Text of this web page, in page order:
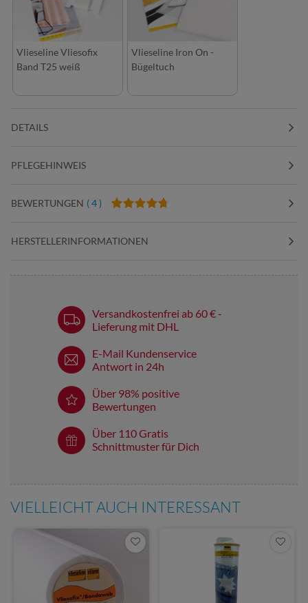
Vlieseline Vliesofix
Band T25 weiß
Vlieseline Iron On -
Bügeltuch
DETAILS
PFLEGEHINWEIS
BEWERTUNGEN ( 4 )
HERSTELLERINFORMATIONEN
Versandkostenfrei ab 60 € -
Lieferung mit DHL
E-Mail Kundenservice
Antwort in 24h
Über 98% positive
Bewertungen
Über 110 Gratis
Schnittmuster für Dich
VIELLEICHT AUCH INTERESSANT